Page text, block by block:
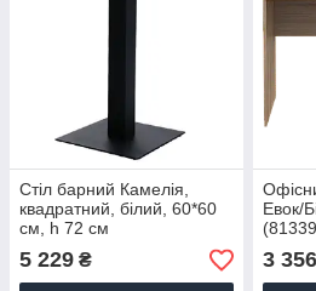
Стіл барний Камелія,
квадратний, білий, 60*60
см, h 72 см
5 229 ₴
Евок/
3 356